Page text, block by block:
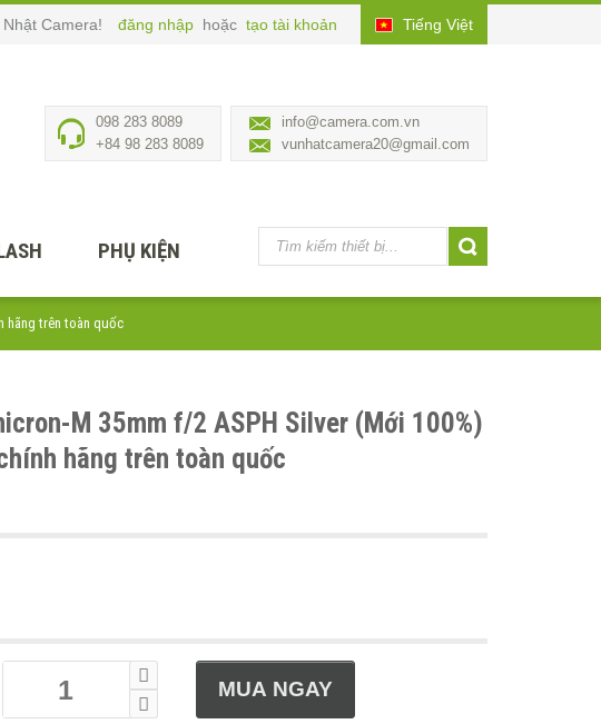
Tiếng Việt
Camera! đăng nhập hoặc tạo tài khoản
info@camera.com.vn
vunhatcamera20@gmail.com
098 283 8089
+84 98 283 8089
PHỤ KIỆN
hãng trên toàn quốc
M 35mm f/2 ASPH Silver (Mới 100%)
hãng trên toàn quốc